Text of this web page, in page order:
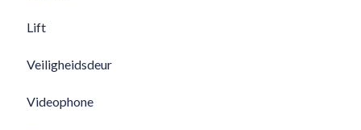
Lift
Veiligheidsdeur
Videophone